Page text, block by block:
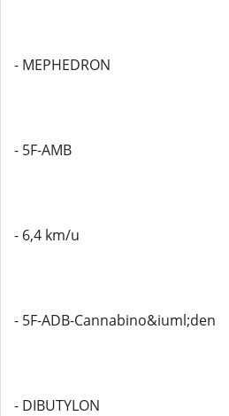
- MEPHEDRON
- 5F-AMB
- 6,4 km/u
- 5F-ADB-Cannabino&iuml;den
- DIBUTYLON